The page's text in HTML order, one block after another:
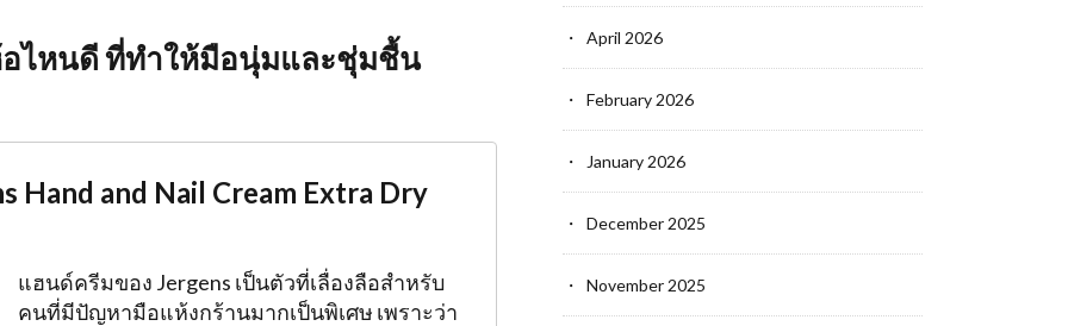
ไหนดี ที่ทำให้มือนุ่มและชุ่มชื้น
Hand and Nail Cream Extra Dry
แฮนด์ครีมของ Jergens เป็นตัวที่เลื่องลือสำหรับ
คนที่มีปัญหามือแห้งกร้านมากเป็นพิเศษ เพราะว่า
April 2026
February 2026
January 2026
December 2025
November 2025